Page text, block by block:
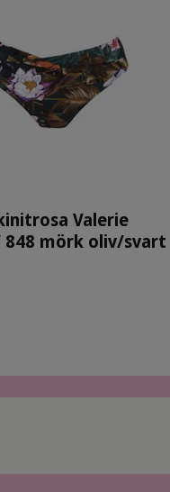
Valerie
848 mörk oliv/svart